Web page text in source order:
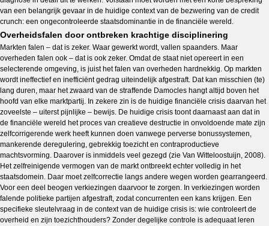
van een belangrijk gevaar in de huidige context van de bezwering van de credit
crunch: een ongecontroleerde staatsdominantie in de financiële wereld.
Overheidsfalen door ontbreken krachtige disciplinering
Markten falen – dat is zeker. Waar gewerkt wordt, vallen spaanders. Maar
overheden falen ook – dat is ook zeker. Omdat de staat niet opereert in een
selecterende omgeving, is juist het falen van overheden hardnekkig. Op markten
wordt ineffectief en inefficiënt gedrag uiteindelijk afgestraft. Dat kan misschien (te)
lang duren, maar het zwaard van de straffende Damocles hangt altijd boven het
hoofd van elke marktpartij. In zekere zin is de huidige financiële crisis daarvan het
zoveelste – uiterst pijnlijke – bewijs. De huidige crisis toont daarnaast aan dat in
de financiële wereld het proces van creatieve destructie in onvoldoende mate zijn
zelfcorrigerende werk heeft kunnen doen vanwege perverse bonussystemen,
mankerende deregulering, gebrekkig toezicht en contraproductieve
machtsvorming. Daarover is inmiddels veel gezegd (zie Van Witteloostuijn, 2008).
Het zelfreinigende vermogen van de markt ontbreekt echter volledig in het
staatsdomein. Daar moet zelfcorrectie langs andere wegen worden gearrangeerd.
Voor een deel beogen verkiezingen daarvoor te zorgen. In verkiezingen worden
falende politieke partijen afgestraft, zodat concurrenten een kans krijgen. Een
specifieke sleutelvraag in de context van de huidige crisis is: wie controleert de
overheid en zijn toezichthouders? Zonder degelijke controle is adequaat leren